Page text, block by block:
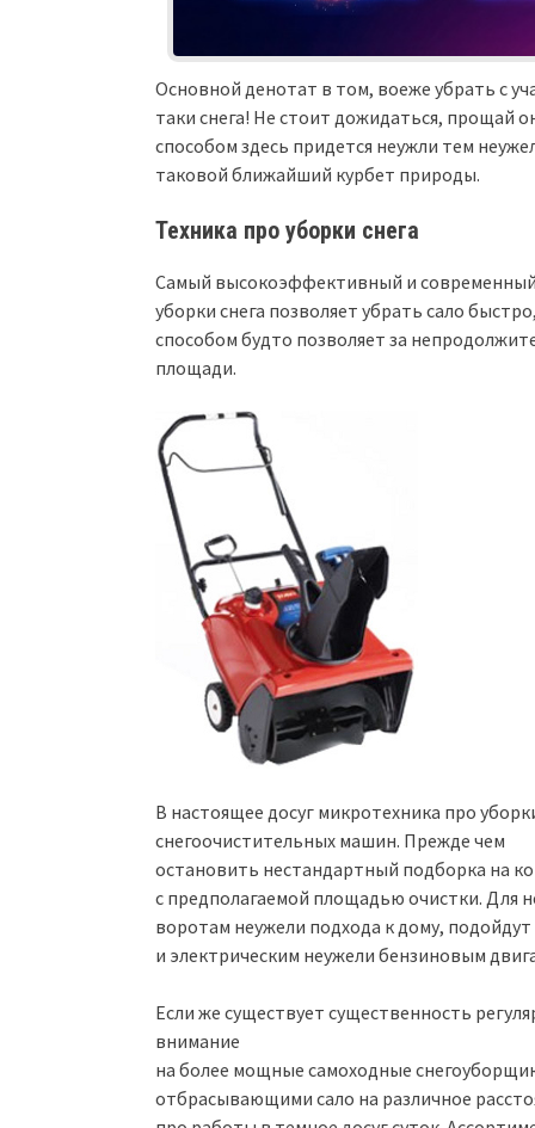
Основной денотат в том, воеже убрать с
таки снега! Не стоит дожидаться, прощай
способом здесь придется неужли тем
таковой ближайший курбет природы.
Техника про уборки снега
Самый высокоэффективный и
уборки снега позволяет убрать сало
способом будто позволяет за
площади.
В настоящее досуг микротехника про
снегоочистительных машин. Прежде чем
остановить нестандартный подборка на
с предполагаемой площадью очистки. Для
воротам неужели подхода к дому,
и электрическим неужели бензиновым
Если же существует существенность
внимание
на более мощные самоходные
отбрасывающими сало на различное